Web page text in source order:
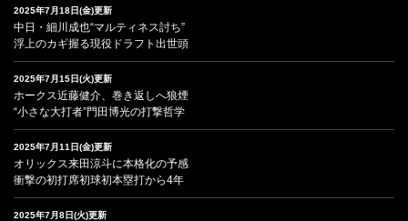
2025年7月18日(金)更新
中日・細川成也“マルティネス討ち”
浮上のカギ握る現役ドラフト出世頭
2025年7月15日(火)更新
ホークス近藤健介、巻き返しへ狼煙
“小さな大打者”門田博光の打撃哲学
2025年7月11日(金)更新
オリックス来田涼斗に本格化の予感
衝撃の初打席初球初本塁打から4年
2025年7月8日(火)更新